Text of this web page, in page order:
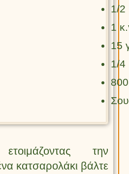
1/2
1
15
1/4
ετοιμάζοντας την
κατσαρολάκι βάλτε